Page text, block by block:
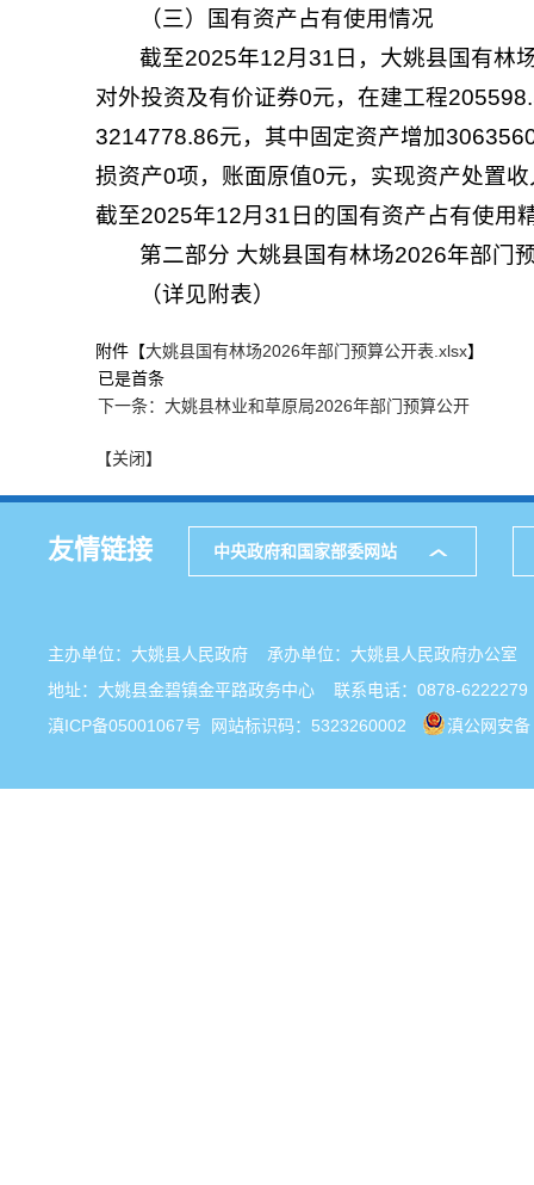
（三）国有资产占有使用情况
截至2025年12月31日，大姚县国有林
对外投资及有价证券0元，在建工程
3214778.86元，其中固定资产增加
损资产0项，账面原值0元，实现资产处置
截至2025年12月31日的国有资产占有使用
第二部分 大姚县国有林场2026年部门
（详见附表）
附件【大姚县国有林场2026年部门预算公开表.xlsx】
已是首条
下一条：大姚县林业和草原局2026年部门预算公开
【关闭】
友情链接 中央政府和国家部委网站
主办单位：大姚县人民政府 承办单位：大姚县人民政府办公
地址：大姚县金碧镇金平路政务中心 联系电话：0878-6222279
滇ICP备05001067号 网站标识码：5323260002 滇公网安